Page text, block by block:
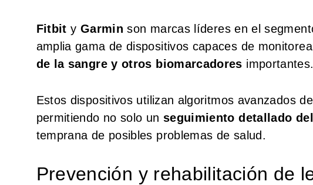
Fitbit y Garmin son marcas líderes en el
amplia gama de dispositivos capaces de
de la sangre y otros biomarcadores importantes.
Estos dispositivos utilizan algoritmos avanzados
permitiendo no solo un seguimiento detallado
temprana de posibles problemas de salud.
Prevención y rehabilitación de